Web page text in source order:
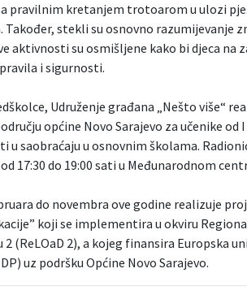
pravilnim kretanjem trotoarom u ulozi
stekli su osnovno razumijevanje
aktivnosti su osmišljene kako bi djeca na
i sigurnosti.
Udruženje građana „Nešto više“
općine Novo Sarajevo za učenike
u saobraćaju u osnovnim školama.
17:30 do 19:00 sati u Međunarodnom
do novembra ove godine realizuje
koji se implementira u okviru
2 (ReLOaD 2), a kojeg finansira Europska
uz podršku Općine Novo Sarajevo.